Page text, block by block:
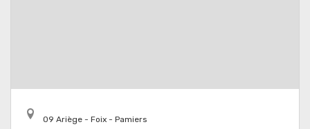
09 Ariège - Foix - Pamiers